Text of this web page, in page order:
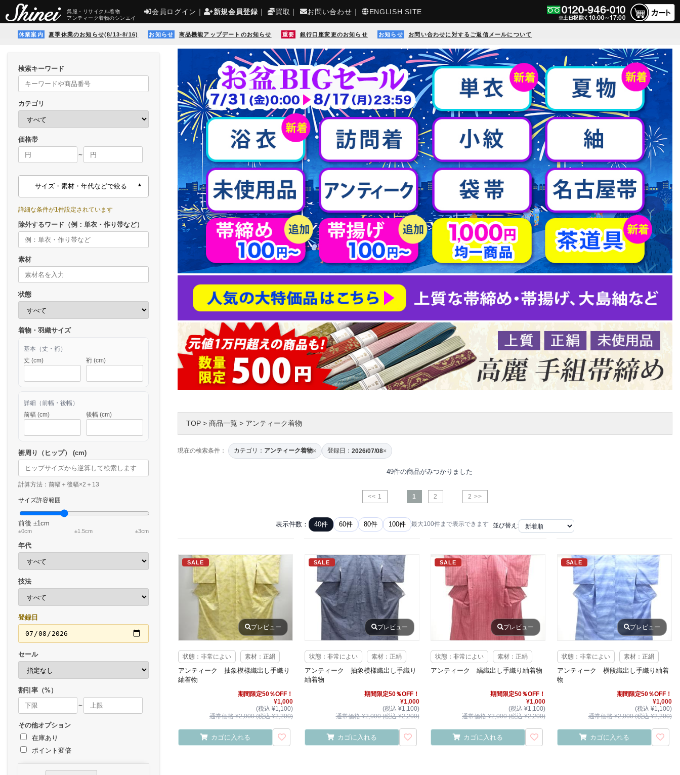
呉服・リサイクル着物
アンティーク着物のシンエイ
会員ログイン ｜ 新規会員登録 ｜ 買取 ｜ お問い合わせ ｜ ENGLISH SITE
休業案内 夏季休業のお知らせ(8/13-8/16) お知らせ 商品機能アップデートのお知らせ 重要 銀行口座変更のお知らせ お知らせ お問い合わせに対するご返信メールについて
検索キーワード
カテゴリ
価格帯
～
サイズ・素材・年代などで絞る
詳細な条件が1件設定されています
除外するワード（例：単衣・作り帯など）
素材
状態
着物・羽織サイズ
基本（丈・裄）
丈 (cm)
裄 (cm)
詳細（前幅・後幅）
前幅 (cm)
後幅 (cm)
裾周り（ヒップ） (cm)
計算方法：前幅＋後幅×2＋13
サイズ許容範囲
前後 ±1cm
±0cm ±1.5cm ±3cm
年代
技法
登録日
セール
割引率（%）
～
その他オプション
在庫あり
ポイント変倍
TOP > 商品一覧 > アンティーク着物
現在の検索条件： カテゴリ： アンティーク着物× 登録日： 2026/07/08×
49件の商品がみつかりました
<< 1 1 2 2 >>
表示件数： 40件 60件 80件 100件 最大100件まで表示できます 並び替え:
SALE
プレビュー
状態：非常によい 素材：正絹
アンティーク 抽象模様織出し手織り
紬着物
期間限定50％OFF！
¥1,000
(税込 ¥1,100)
通常価格 ¥2,000 (税込 ¥2,200)
カゴに入れる
SALE
プレビュー
状態：非常によい 素材：正絹
アンティーク 抽象模様織出し手織り
紬着物
期間限定50％OFF！
¥1,000
(税込 ¥1,100)
通常価格 ¥2,000 (税込 ¥2,200)
カゴに入れる
SALE
プレビュー
状態：非常によい 素材：正絹
アンティーク 縞織出し手織り紬着物
期間限定50％OFF！
¥1,000
(税込 ¥1,100)
通常価格 ¥2,000 (税込 ¥2,200)
カゴに入れる
SALE
プレビュー
状態：非常によい 素材：正絹
アンティーク 横段織出し手織り紬着
物
期間限定50％OFF！
¥1,000
(税込 ¥1,100)
通常価格 ¥2,000 (税込 ¥2,200)
カゴに入れる